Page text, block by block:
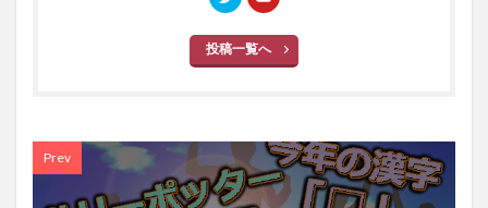
投稿一覧へ
Prev